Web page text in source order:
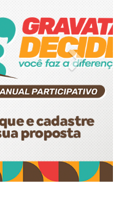
Next